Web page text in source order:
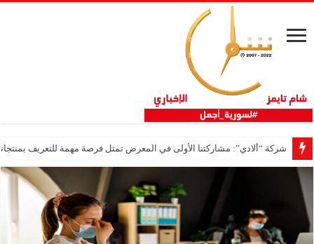
شركة “ألادي”: مشاركتنا الأولى في المعرض تمثل فرصة مهمة للتعريف